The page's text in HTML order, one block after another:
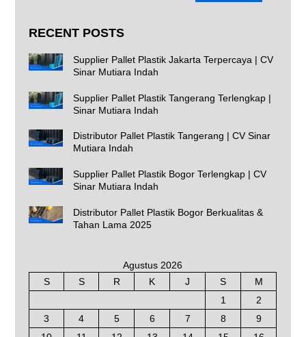
RECENT POSTS
Supplier Pallet Plastik Jakarta Terpercaya | CV
Sinar Mutiara Indah
Supplier Pallet Plastik Tangerang Terlengkap |
Sinar Mutiara Indah
Distributor Pallet Plastik Tangerang | CV Sinar
Mutiara Indah
Supplier Pallet Plastik Bogor Terlengkap | CV
Sinar Mutiara Indah
Distributor Pallet Plastik Bogor Berkualitas &
Tahan Lama 2025
Agustus 2026
S
S R K J S
M
1
2
3
4 5 6 7 8
9